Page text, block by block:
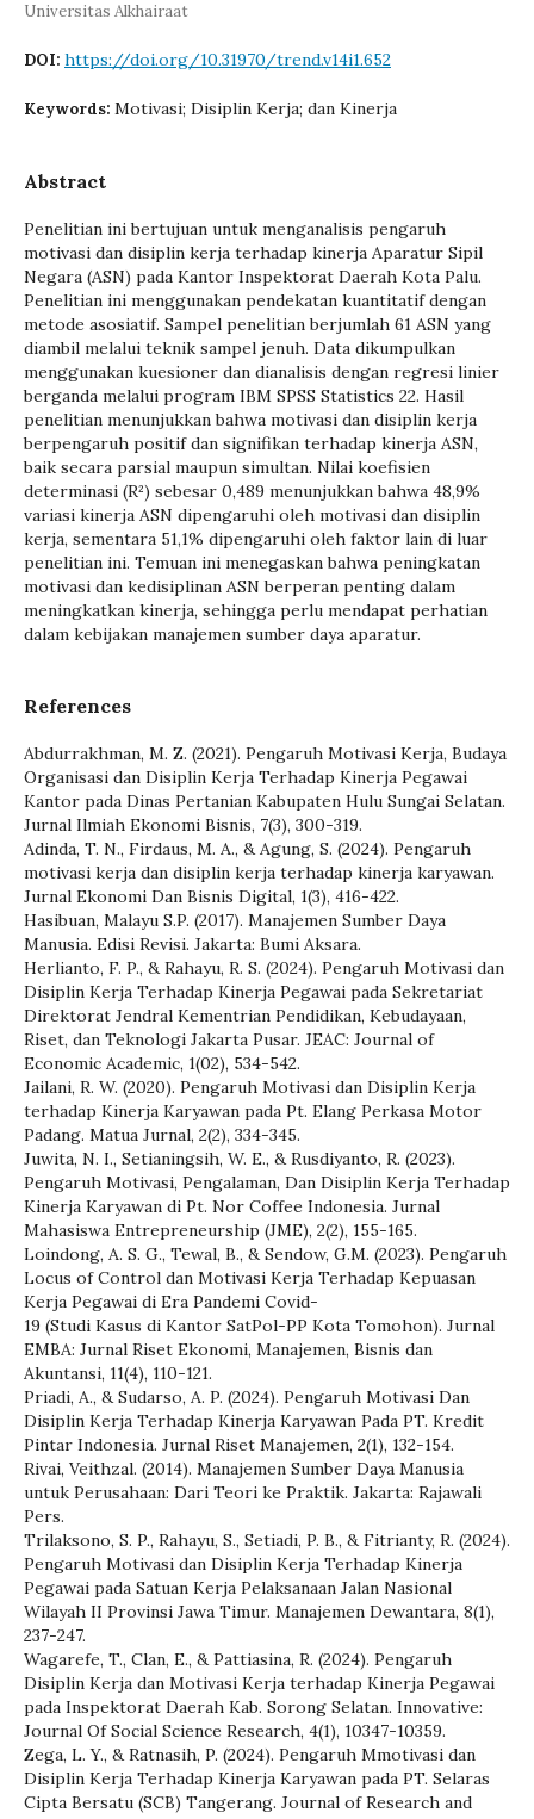
Universitas Alkhairaat
DOI: https://doi.org/10.31970/trend.v14i1.652
Keywords: Motivasi; Disiplin Kerja; dan Kinerja
Abstract
Penelitian ini bertujuan untuk menganalisis pengaruh
motivasi dan disiplin kerja terhadap kinerja Aparatur Sipil
Negara (ASN) pada Kantor Inspektorat Daerah Kota Palu.
Penelitian ini menggunakan pendekatan kuantitatif dengan
metode asosiatif. Sampel penelitian berjumlah 61 ASN yang
diambil melalui teknik sampel jenuh. Data dikumpulkan
menggunakan kuesioner dan dianalisis dengan regresi linier
berganda melalui program IBM SPSS Statistics 22. Hasil
penelitian menunjukkan bahwa motivasi dan disiplin kerja
berpengaruh positif dan signifikan terhadap kinerja ASN,
baik secara parsial maupun simultan. Nilai koefisien
determinasi (R²) sebesar 0,489 menunjukkan bahwa 48,9%
variasi kinerja ASN dipengaruhi oleh motivasi dan disiplin
kerja, sementara 51,1% dipengaruhi oleh faktor lain di luar
penelitian ini. Temuan ini menegaskan bahwa peningkatan
motivasi dan kedisiplinan ASN berperan penting dalam
meningkatkan kinerja, sehingga perlu mendapat perhatian
dalam kebijakan manajemen sumber daya aparatur.
References
Abdurrakhman, M. Z. (2021). Pengaruh Motivasi Kerja, Budaya
Organisasi dan Disiplin Kerja Terhadap Kinerja Pegawai
Kantor pada Dinas Pertanian Kabupaten Hulu Sungai Selatan.
Jurnal Ilmiah Ekonomi Bisnis, 7(3), 300-319.
Adinda, T. N., Firdaus, M. A., & Agung, S. (2024). Pengaruh
motivasi kerja dan disiplin kerja terhadap kinerja karyawan.
Jurnal Ekonomi Dan Bisnis Digital, 1(3), 416-422.
Hasibuan, Malayu S.P. (2017). Manajemen Sumber Daya
Manusia. Edisi Revisi. Jakarta: Bumi Aksara.
Herlianto, F. P., & Rahayu, R. S. (2024). Pengaruh Motivasi dan
Disiplin Kerja Terhadap Kinerja Pegawai pada Sekretariat
Direktorat Jendral Kementrian Pendidikan, Kebudayaan,
Riset, dan Teknologi Jakarta Pusar. JEAC: Journal of
Economic Academic, 1(02), 534-542.
Jailani, R. W. (2020). Pengaruh Motivasi dan Disiplin Kerja
terhadap Kinerja Karyawan pada Pt. Elang Perkasa Motor
Padang. Matua Jurnal, 2(2), 334-345.
Juwita, N. I., Setianingsih, W. E., & Rusdiyanto, R. (2023).
Pengaruh Motivasi, Pengalaman, Dan Disiplin Kerja Terhadap
Kinerja Karyawan di Pt. Nor Coffee Indonesia. Jurnal
Mahasiswa Entrepreneurship (JME), 2(2), 155-165.
Loindong, A. S. G., Tewal, B., & Sendow, G.M. (2023). Pengaruh
Locus of Control dan Motivasi Kerja Terhadap Kepuasan
Kerja Pegawai di Era Pandemi Covid-
19 (Studi Kasus di Kantor SatPol-PP Kota Tomohon). Jurnal
EMBA: Jurnal Riset Ekonomi, Manajemen, Bisnis dan
Akuntansi, 11(4), 110-121.
Priadi, A., & Sudarso, A. P. (2024). Pengaruh Motivasi Dan
Disiplin Kerja Terhadap Kinerja Karyawan Pada PT. Kredit
Pintar Indonesia. Jurnal Riset Manajemen, 2(1), 132-154.
Rivai, Veithzal. (2014). Manajemen Sumber Daya Manusia
untuk Perusahaan: Dari Teori ke Praktik. Jakarta: Rajawali
Pers.
Trilaksono, S. P., Rahayu, S., Setiadi, P. B., & Fitrianty, R. (2024).
Pengaruh Motivasi dan Disiplin Kerja Terhadap Kinerja
Pegawai pada Satuan Kerja Pelaksanaan Jalan Nasional
Wilayah II Provinsi Jawa Timur. Manajemen Dewantara, 8(1),
237-247.
Wagarefe, T., Clan, E., & Pattiasina, R. (2024). Pengaruh
Disiplin Kerja dan Motivasi Kerja terhadap Kinerja Pegawai
pada Inspektorat Daerah Kab. Sorong Selatan. Innovative:
Journal Of Social Science Research, 4(1), 10347-10359.
Zega, L. Y., & Ratnasih, P. (2024). Pengaruh Mmotivasi dan
Disiplin Kerja Terhadap Kinerja Karyawan pada PT. Selaras
Cipta Bersatu (SCB) Tangerang. Journal of Research and